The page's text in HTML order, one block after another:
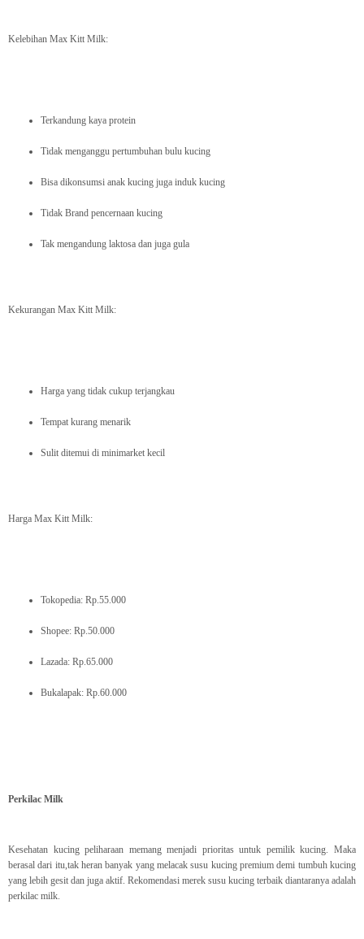
Kelebihan Max Kitt Milk:
Terkandung kaya protein
Tidak menganggu pertumbuhan bulu kucing
Bisa dikonsumsi anak kucing juga induk kucing
Tidak Brand pencernaan kucing
Tak mengandung laktosa dan juga gula
Kekurangan Max Kitt Milk:
Harga yang tidak cukup terjangkau
Tempat kurang menarik
Sulit ditemui di minimarket kecil
Harga Max Kitt Milk:
Tokopedia: Rp.55.000
Shopee: Rp.50.000
Lazada: Rp.65.000
Bukalapak: Rp.60.000
Perkilac Milk
Kesehatan kucing peliharaan memang menjadi prioritas untuk pemilik kucing. Maka
berasal dari itu,tak heran banyak yang melacak susu kucing premium demi tumbuh kucing
yang lebih gesit dan juga aktif. Rekomendasi merek susu kucing terbaik diantaranya adalah
perkilac milk.